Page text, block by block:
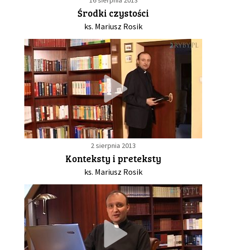
Środki czystości
ks. Mariusz Rosik
2 sierpnia 2013
Konteksty i preteksty
ks. Mariusz Rosik